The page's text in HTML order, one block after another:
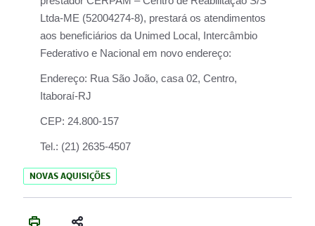
Ltda-ME (52004274-8), prestará os atendimentos
aos beneficiários da Unimed Local, Intercâmbio
Federativo e Nacional em novo endereço:
Endereço: Rua São João, casa 02, Centro,
Itaboraí-RJ
CEP: 24.800-157
Tel.: (21) 2635-4507
NOVAS AQUISIÇÕES